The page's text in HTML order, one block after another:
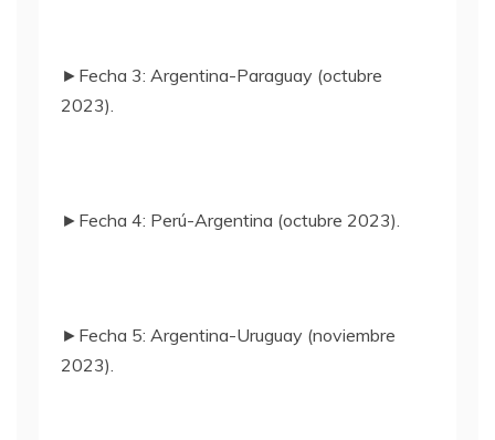
►Fecha 3: Argentina-Paraguay (octubre
2023).
►Fecha 4: Perú-Argentina (octubre 2023).
►Fecha 5: Argentina-Uruguay (noviembre
2023).